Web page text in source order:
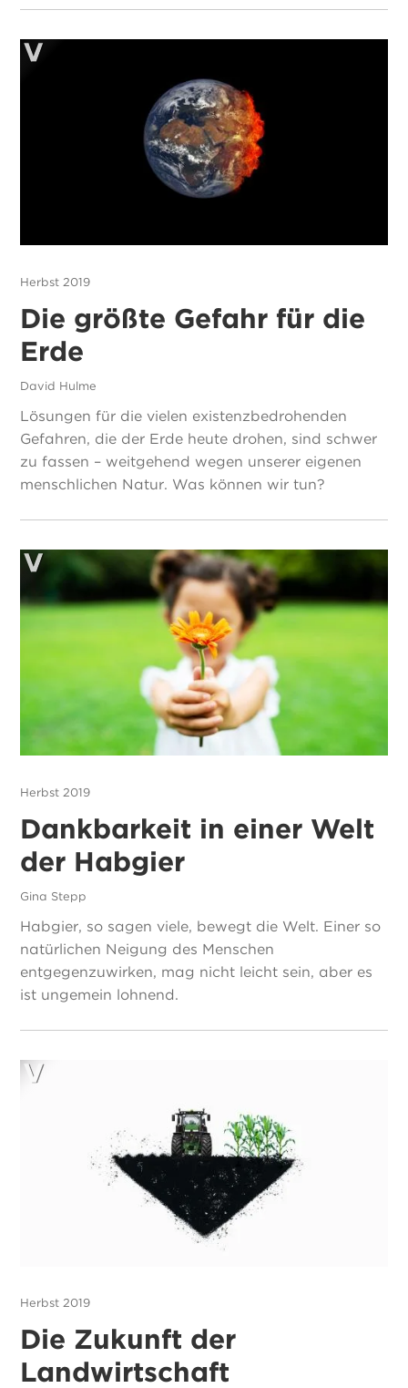
Herbst 2019
Die größte Gefahr für die
Erde
David Hulme
Lösungen für die vielen existenzbedrohenden
Gefahren, die der Erde heute drohen, sind schwer
zu fassen – weitgehend wegen unserer eigenen
menschlichen Natur. Was können wir tun?
Herbst 2019
Dankbarkeit in einer Welt
der Habgier
Gina Stepp
Habgier, so sagen viele, bewegt die Welt. Einer so
natürlichen Neigung des Menschen
entgegenzuwirken, mag nicht leicht sein, aber es
ist ungemein lohnend.
Herbst 2019
Die Zukunft der
Landwirtschaft